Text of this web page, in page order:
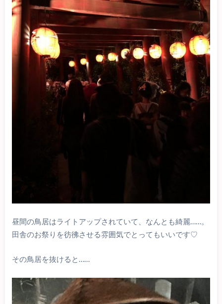
昼間の鳥居はライトアップされていて、なんとも綺麗……。
田舎のお祭りを彷彿させる雰囲気でとってもいいです♡
その鳥居を抜けると……